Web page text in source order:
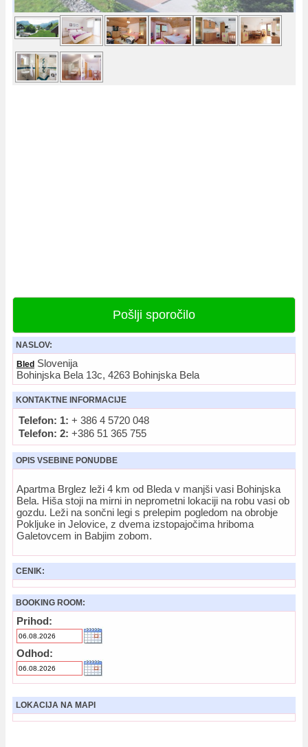
Pošlji sporočilo
NASLOV:
Bled Slovenija
Bohinjska Bela 13c, 4263 Bohinjska Bela
KONTAKTNE INFORMACIJE
Telefon: 1: + 386 4 5720 048
Telefon: 2: +386 51 365 755
OPIS VSEBINE PONUDBE
Apartma Brglez leži 4 km od Bleda v manjši vasi Bohinjska
Bela. Hiša stoji na mirni in neprometni lokaciji na robu vasi ob
gozdu. Leži na sončni legi s prelepim pogledom na obrobje
Pokljuke in Jelovice, z dvema izstopajočima hriboma
Galetovcem in Babjim zobom.
CENIK:
BOOKING ROOM:
Prihod:
Odhod:
LOKACIJA NA MAPI